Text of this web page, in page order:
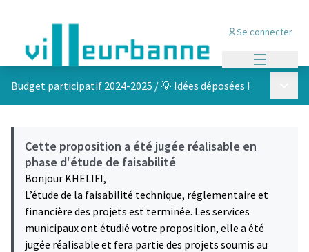
Se connecter
Budget participatif 2024-2025 /💡 Idées déposées !
Cette proposition a été jugée réalisable en
phase d'étude de faisabilité
Bonjour KHELIFI,
L’étude de la faisabilité technique, réglementaire et
financière des projets est terminée. Les services
municipaux ont étudié votre proposition, elle a été
jugée réalisable et fera partie des projets soumis au